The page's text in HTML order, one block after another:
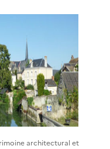
architectural et